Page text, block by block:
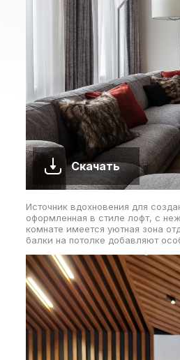
Скачать
Источник вдохновения для
оформленная в стиле лофт, с
комнате имеется уютная зона
балки на потолке добавляют